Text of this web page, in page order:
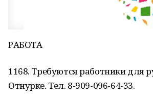
РАБОТА
1168. Требуются работники для
Отнурке. Тел. 8-909-096-64-33.